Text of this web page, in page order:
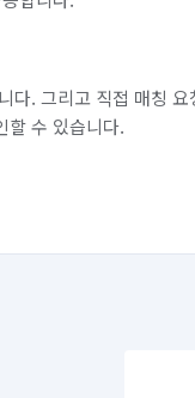
다. 그리고 직접 매칭 요
할 수 있습니다.